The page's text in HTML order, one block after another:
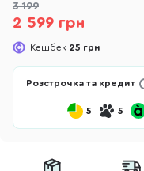
3 199
2 599 грн
Кешбек 25 грн
Розстрочка та кредит
5 5